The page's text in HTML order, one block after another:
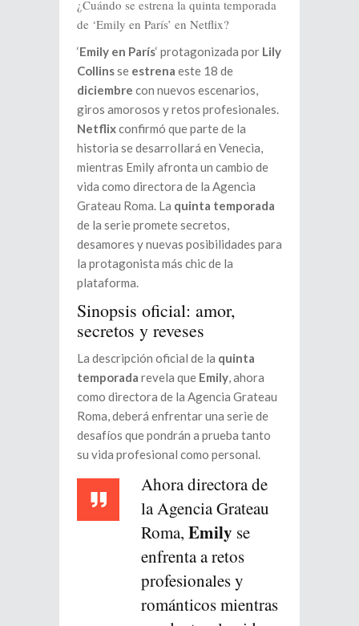
¿Cuándo se estrena la quinta temporada
de ‘Emily en París’ en Netflix?
‘Emily en París‘ protagonizada por Lily
Collinsse estrena este 18 de
diciembre con nuevos escenarios,
giros amorosos y retos profesionales.
Netflixconfirmó que parte de la
historia se desarrollará en Venecia,
mientras Emily afronta un cambio de
vida como directora de la Agencia
Grateau Roma. La quinta temporada
de la serie promete secretos,
desamores y nuevas posibilidades para
la protagonista más chic de la
plataforma.
Sinopsis oficial: amor,
secretos y reveses
La descripción oficial de la quinta
temporada revela que Emily, ahora
como directora de la Agencia Grateau
Roma, deberá enfrentar una serie de
desafíos que pondrán a prueba tanto
su vida profesional como personal.
Ahora directora de
la Agencia Grateau
Roma, Emily se
enfrenta a retos
profesionales y
románticos mientras